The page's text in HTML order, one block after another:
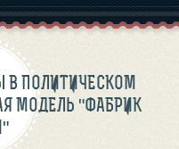
В ПОЛИТИЧЕСКОМ
МОДЕЛЬ "ФАБРИК